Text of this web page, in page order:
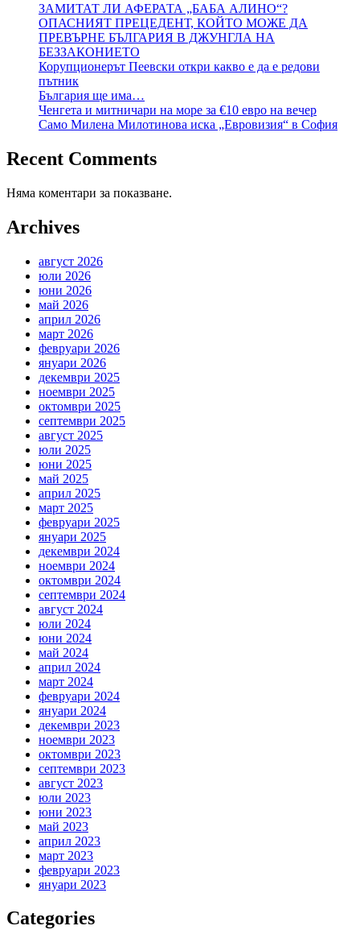
ЗАМИТАТ ЛИ АФЕРАТА „БАБА АЛИНО“?
ОПАСНИЯТ ПРЕЦЕДЕНТ, КОЙТО МОЖЕ ДА
ПРЕВЪРНЕ БЪЛГАРИЯ В ДЖУНГЛА НА
БЕЗЗАКОНИЕТО
Корупционерът Пеевски откри какво е да е редови
пътник
България ще има…
Ченгета и митничари на море за €10 евро на вечер
Само Милена Милотинова иска „Евровизия“ в София
Recent Comments
Няма коментари за показване.
Archives
август 2026
юли 2026
юни 2026
май 2026
април 2026
март 2026
февруари 2026
януари 2026
декември 2025
ноември 2025
октомври 2025
септември 2025
август 2025
юли 2025
юни 2025
май 2025
април 2025
март 2025
февруари 2025
януари 2025
декември 2024
ноември 2024
октомври 2024
септември 2024
август 2024
юли 2024
юни 2024
май 2024
април 2024
март 2024
февруари 2024
януари 2024
декември 2023
ноември 2023
октомври 2023
септември 2023
август 2023
юли 2023
юни 2023
май 2023
април 2023
март 2023
февруари 2023
януари 2023
Categories